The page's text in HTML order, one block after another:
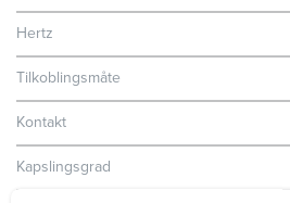
Hertz
Tilkoblingsmåte
Kontakt
Kapslingsgrad